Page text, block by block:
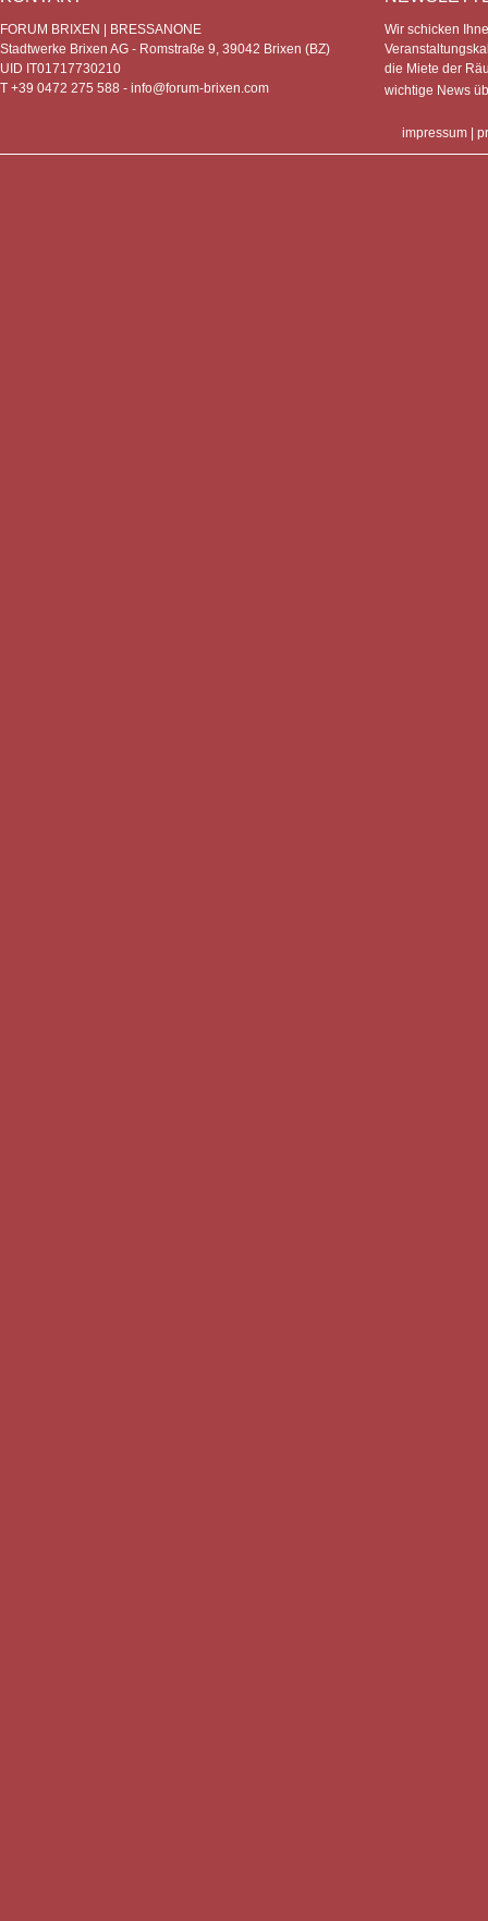
FORUM BRIXEN | BRESSANONE
Stadtwerke Brixen AG - Romstraße 9, 39042 Brixen (BZ)
UID IT01717730210
T +39 0472 275 588 - info@forum-brixen.com
Wir schicken
die Miete der
wichtige News
impressum